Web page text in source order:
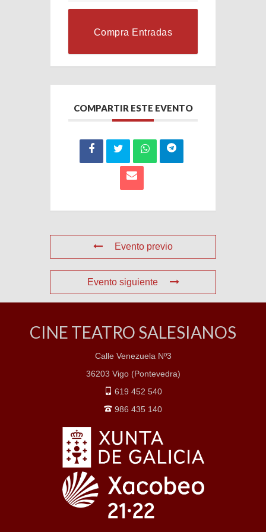
Compra Entradas
COMPARTIR ESTE EVENTO
Evento previo
Evento siguiente
CINE TEATRO SALESIANOS
Calle Venezuela Nº3
36203 Vigo (Pontevedra)
619 452 540
986 435 140